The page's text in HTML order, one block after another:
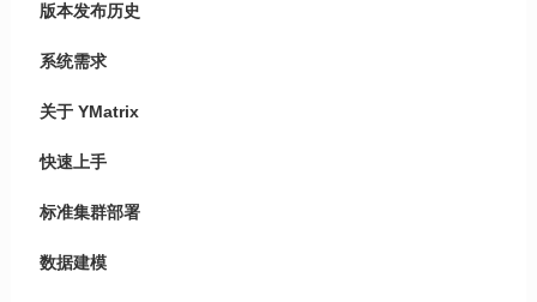
版本发布历史
系统需求
关于 YMatrix
快速上手
标准集群部署
数据建模